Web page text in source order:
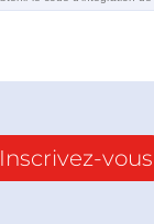
Inscrivez-vous